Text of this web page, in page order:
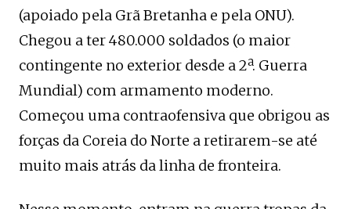
(apoiado pela Grã Bretanha e pela ONU).
Chegou a ter 480.000 soldados (o maior
contingente no exterior desde a 2ª. Guerra
Mundial) com armamento moderno.
Começou uma contraofensiva que obrigou as
forças da Coreia do Norte a retirarem-se até
muito mais atrás da linha de fronteira.